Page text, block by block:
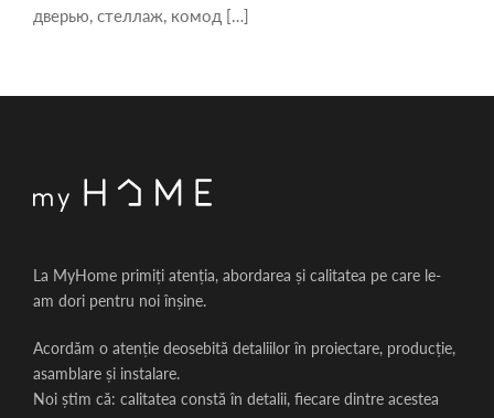
дверью, стеллаж, комод […]
La MyHome primiți atenția, abordarea și calitatea pe care le-
am dori pentru noi înșine.
Acordăm o atenție deosebită detaliilor în proiectare, producție,
asamblare și instalare.
Noi știm că: calitatea constă în detalii, fiecare dintre acestea